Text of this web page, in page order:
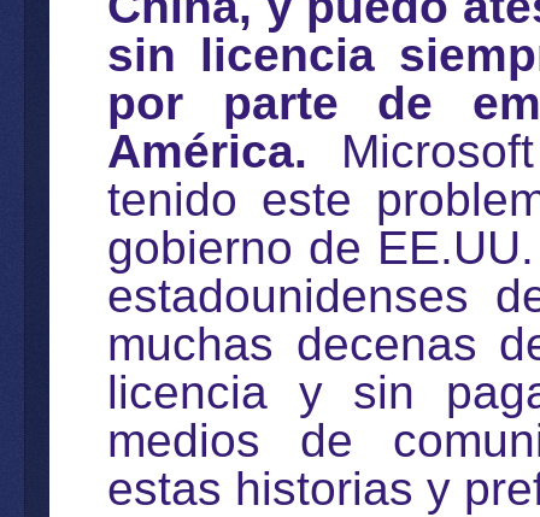
sin licencia
por parte de
América.
tenido este
gobierno de
estadounidenses
muchas decenas
licencia y sin
medios de
estas historias y